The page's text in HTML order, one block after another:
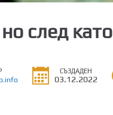
след
СЪЗДАДЕН
03.12.2022